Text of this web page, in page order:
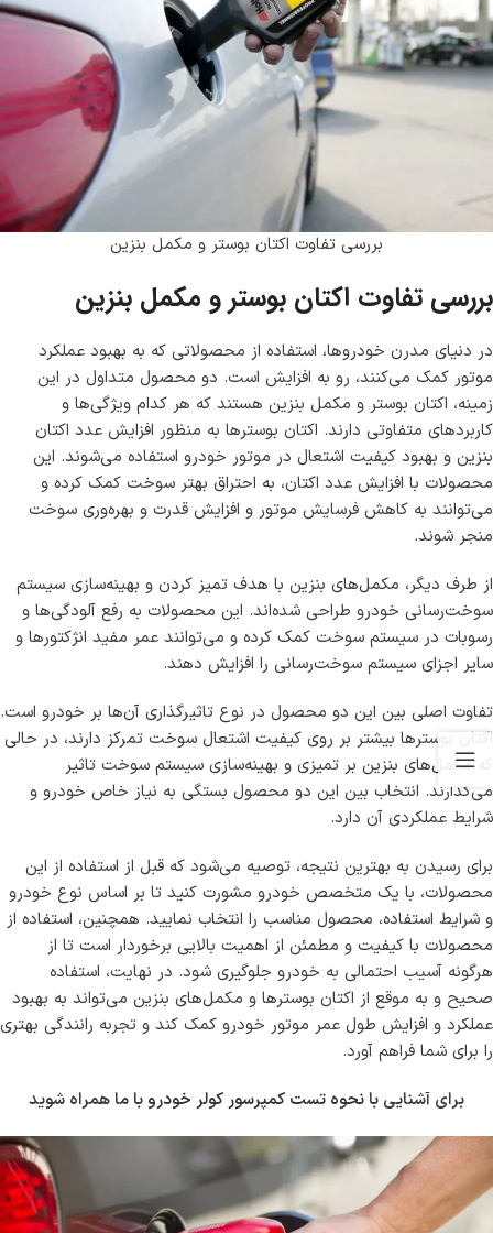
بررسی تفاوت اکتان بوستر و مکمل بنزین
بررسی تفاوت اکتان بوستر و مکمل بنزین
در دنیای مدرن خودروها، استفاده از محصولاتی که به بهبود عملکرد
موتور کمک می‌کنند، رو به افزایش است. دو محصول متداول در این
زمینه، اکتان بوستر و مکمل بنزین هستند که هر کدام ویژگی‌ها و
کاربردهای متفاوتی دارند. اکتان بوسترها به منظور افزایش عدد اکتان
بنزین و بهبود کیفیت اشتعال در موتور خودرو استفاده می‌شوند. این
محصولات با افزایش عدد اکتان، به احتراق بهتر سوخت کمک کرده و
می‌توانند به کاهش فرسایش موتور و افزایش قدرت و بهره‌وری سوخت
منجر شوند.
از طرف دیگر، مکمل‌های بنزین با هدف تمیز کردن و بهینه‌سازی سیستم
سوخت‌رسانی خودرو طراحی شده‌اند. این محصولات به رفع آلودگی‌ها و
رسوبات در سیستم سوخت کمک کرده و می‌توانند عمر مفید انژکتورها و
سایر اجزای سیستم سوخت‌رسانی را افزایش دهند.
تفاوت اصلی بین این دو محصول در نوع تاثیرگذاری آن‌ها بر خودرو است.
اکتان بوسترها بیشتر بر روی کیفیت اشتعال سوخت تمرکز دارند، در حالی
که مکمل‌های بنزین بر تمیزی و بهینه‌سازی سیستم سوخت تاثیر
می‌گذارند. انتخاب بین این دو محصول بستگی به نیاز خاص خودرو و
شرایط عملکردی آن دارد.
برای رسیدن به بهترین نتیجه، توصیه می‌شود که قبل از استفاده از این
محصولات، با یک متخصص خودرو مشورت کنید تا بر اساس نوع خودرو
و شرایط استفاده، محصول مناسب را انتخاب نمایید. همچنین، استفاده از
محصولات با کیفیت و مطمئن از اهمیت بالایی برخوردار است تا از
هرگونه آسیب احتمالی به خودرو جلوگیری شود. در نهایت، استفاده
صحیح و به موقع از اکتان بوسترها و مکمل‌های بنزین می‌تواند به بهبود
عملکرد و افزایش طول عمر موتور خودرو کمک کند و تجربه رانندگی بهتری
را برای شما فراهم آورد.
برای آشنایی با نحوه تست کمپرسور کولر خودروبا ما همراه شوید